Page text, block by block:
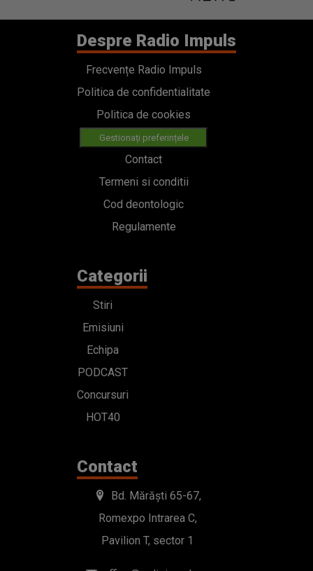
Despre Radio Impuls
Frecvențe Radio Impuls
Politica de confidentialitate
Politica de cookies
Gestionați preferințele
Contact
Termeni si conditii
Cod deontologic
Regulamente
Categorii
Stiri
Emisiuni
Echipa
PODCAST
Concursuri
HOT40
Contact
Bd. Mărăști 65-67,
Romexpo Intrarea C,
Pavilion T, sector 1